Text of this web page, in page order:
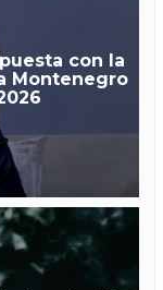
con la
Montenegro